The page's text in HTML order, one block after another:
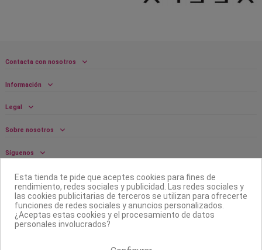
Contacta con nosotros
Información
Legal
Sobre nosotros
Síguenos
Boletín
Esta tienda te pide que aceptes cookies para fines de
rendimiento, redes sociales y publicidad. Las redes sociales y
las cookies publicitarias de terceros se utilizan para ofrecerte
funciones de redes sociales y anuncios personalizados.
¿Aceptas estas cookies y el procesamiento de datos
personales involucrados?